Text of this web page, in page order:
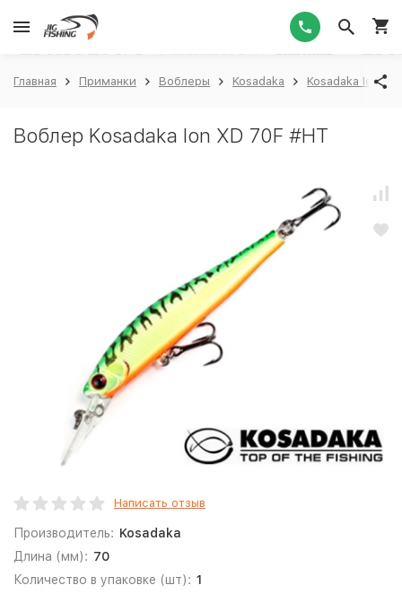
Главная Приманки Воблеры Kosadaka Kosadaka Ion
Воблер Kosadaka Ion XD 70F #HT
Написать отзыв
Производитель: Kosadaka
Длина (мм): 70
Количество в упаковке (шт): 1